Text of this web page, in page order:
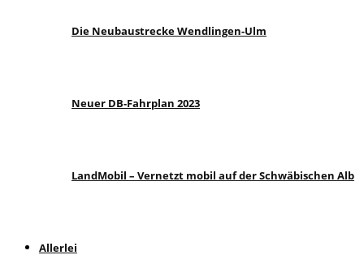
Die Neubaustrecke Wendlingen-Ulm
Neuer DB-Fahrplan 2023
LandMobil – Vernetzt mobil auf der Schwäbischen Alb
Allerlei